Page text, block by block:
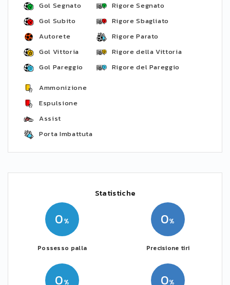
Gol Segnato
Gol Subito
Autorete
Gol Vittoria
Gol Pareggio
Rigore Segnato
Rigore Sbagliato
Rigore Parato
Rigore della Vittoria
Rigore del Pareggio
Ammonizione
Espulsione
Assist
Porta Imbattuta
Statistiche
0
Possesso palla
0 0
0
Precisione tiri